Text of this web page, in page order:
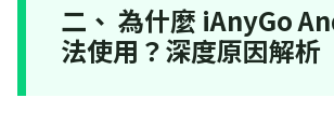
二、 為什麼 iAnyGo
法使用？深度原因解析